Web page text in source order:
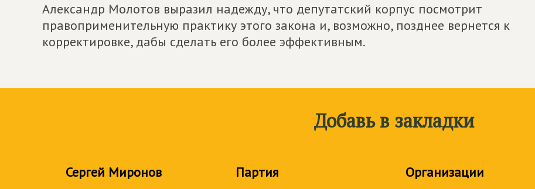
Александр Молотов выразил надежду, что депутатский корпус посмотрит
правоприменительную практику этого закона и, возможно, позднее вернется к
корректировке, дабы сделать его более эффективным.
Добавь в закладки
Сергей Миронов Партия Организации